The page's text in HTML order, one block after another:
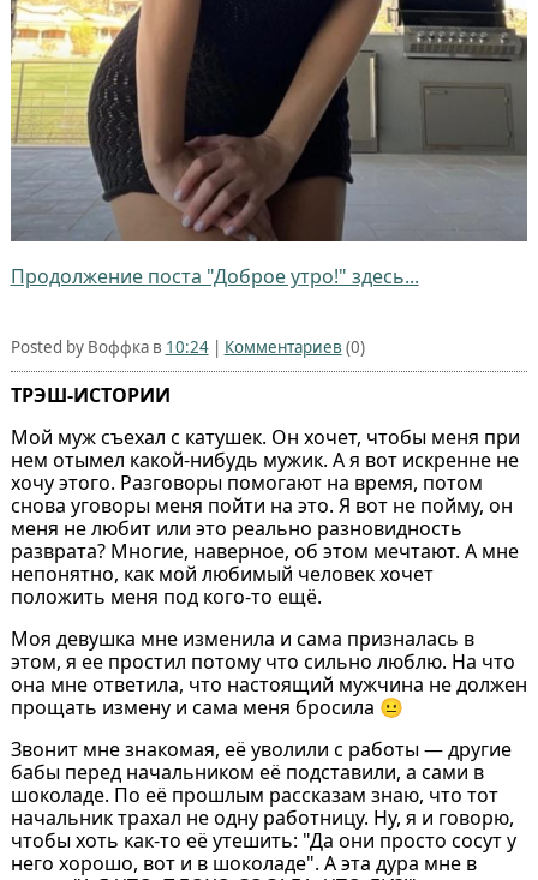
Продолжение поста "Доброе утро!" здесь...
Posted by Воффка в 10:24| Комментариев (0)
ТРЭШ-ИСТОРИИ
Мой муж съехал с катушек. Он хочет, чтобы меня при
нем отымел какой-нибудь мужик. А я вот искренне не
хочу этого. Разговоры помогают на время, потом
снова уговоры меня пойти на это. Я вот не пойму, он
меня не любит или это реально разновидность
разврата? Многие, наверное, об этом мечтают. А мне
непонятно, как мой любимый человек хочет
положить меня под кого-то ещё.
Моя девушка мне изменила и сама призналась в
этом, я ее простил потому что сильно люблю. На что
она мне ответила, что настоящий мужчина не должен
прощать измену и сама меня бросила 😐
Звонит мне знакомая, её уволили с работы — другие
бабы перед начальником её подставили, а сами в
шоколаде. По её прошлым рассказам знаю, что тот
начальник трахал не одну работницу. Ну, я и говорю,
чтобы хоть как-то её утешить: "Да они просто сосут у
него хорошо, вот и в шоколаде". А эта дура мне в